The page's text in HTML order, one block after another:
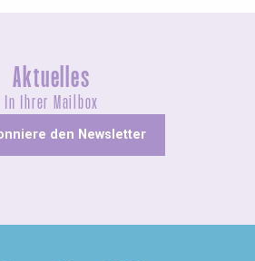
Aktuelles
In Ihrer Mailbox
den Newsletter